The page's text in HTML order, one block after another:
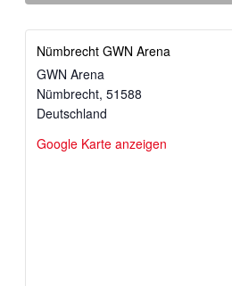
Nümbrecht GWN Arena
GWN Arena
Nümbrecht, 51588
Deutschland
Google Karte anzeigen